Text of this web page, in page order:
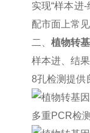
实现“样本进
配市面上常
二、 植物转
样本进、结
8孔检测提供
多重PCR检